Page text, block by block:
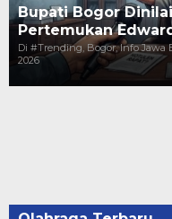
Juli 3,
Kejanggalan
Gaji Puluhan
Di #Trending, Bogor,
Politik
| Juni 10, 2026